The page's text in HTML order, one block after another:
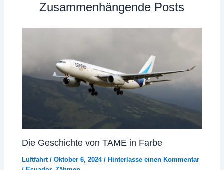
Zusammenhängende Posts
Die Geschichte von TAME in Farbe
Luftfahrt/Oktober 6, 2024/ Hinterlasse einen Kommentar